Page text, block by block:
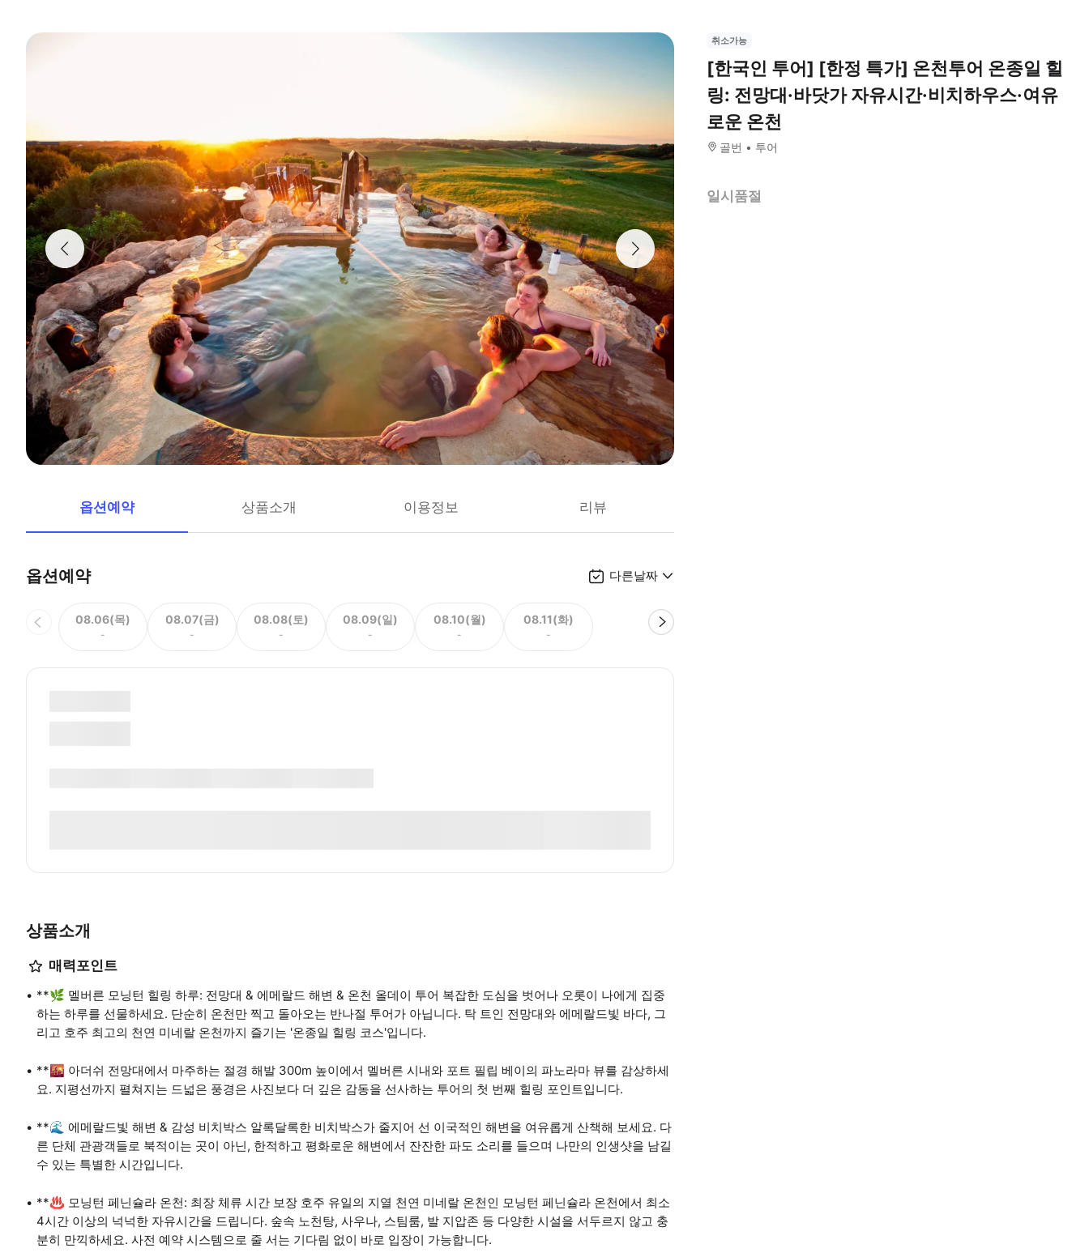
옵션예약 상품소개 이용정보 리뷰
옵션예약 다른날짜
08.06(목)
-
08.07(금)
-
08.08(토)
-
08.09(일)
-
08.10(월)
-
08.11(화)
-
상품소개
매력포인트
**🌿 멜버른 모닝턴 힐링 하루: 전망대 & 에메랄드 해변 & 온천 올데이 투어 복잡한 도심을 벗어나 오롯이 나에게 집중
하는 하루를 선물하세요. 단순히 온천만 찍고 돌아오는 반나절 투어가 아닙니다. 탁 트인 전망대와 에메랄드빛 바다, 그
리고 호주 최고의 천연 미네랄 온천까지 즐기는 '온종일 힐링 코스'입니다.
**🌇 아더쉬 전망대에서 마주하는 절경 해발 300m 높이에서 멜버른 시내와 포트 필립 베이의 파노라마 뷰를 감상하세
요. 지평선까지 펼쳐지는 드넓은 풍경은 사진보다 더 깊은 감동을 선사하는 투어의 첫 번째 힐링 포인트입니다.
**🌊 에메랄드빛 해변 & 감성 비치박스 알록달록한 비치박스가 줄지어 선 이국적인 해변을 여유롭게 산책해 보세요. 다
른 단체 관광객들로 북적이는 곳이 아닌, 한적하고 평화로운 해변에서 잔잔한 파도 소리를 들으며 나만의 인생샷을 남길
수 있는 특별한 시간입니다.
**♨️ 모닝턴 페닌슐라 온천: 최장 체류 시간 보장 호주 유일의 지열 천연 미네랄 온천인 모닝턴 페닌슐라 온천에서 최소
4시간 이상의 넉넉한 자유시간을 드립니다. 숲속 노천탕, 사우나, 스팀룸, 발 지압존 등 다양한 시설을 서두르지 않고 충
분히 만끽하세요. 사전 예약 시스템으로 줄 서는 기다림 없이 바로 입장이 가능합니다.
취소가능
[한국인 투어] [한정 특가] 온천투어 온종일 힐
링: 전망대·바닷가 자유시간·비치하우스·여유
로운 온천
골번 투어
일시품절